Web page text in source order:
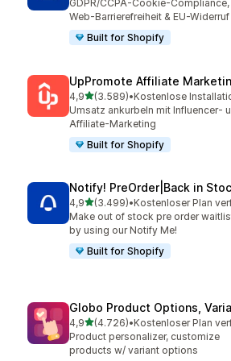
GDPR/CCPA-Cookie-Compliance,
Web-Barrierefreiheit & EU-Widerruf
Built for Shopify
UpPromote Affiliate
4,9von 5 Sternen
(3.589)
3589 Rezensionen insgesamt
•Kostenlose
Umsatz ankurbeln mit Influencer-
Affiliate-Marketing
Built for Shopify
Notify! PreOrder|Back in
4,9von 5 Sternen
(3.499)
3499 Rezensionen insgesamt
•
Make out of stock pre order
by using our Notify Me!
Built for Shopify
Globo Product Options,
4,9von 5 Sternen
(4.726)
4726 Rezensionen insgesamt
•
Product personalizer, customize
products w/ variant options